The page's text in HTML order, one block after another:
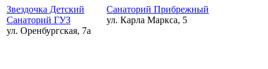
Звездочка Детский
Санаторий ГУЗ
ул. Оренбургская, 7а
Санаторий Прибрежный
ул. Карла Маркса, 5